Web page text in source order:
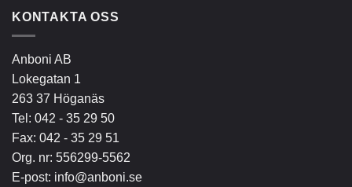
KONTAKTA OSS
Anboni AB
Lokegatan 1
263 37 Höganäs
Tel: 042 - 35 29 50
Fax: 042 - 35 29 51
Org. nr: 556299-5562
E-post: info@anboni.se